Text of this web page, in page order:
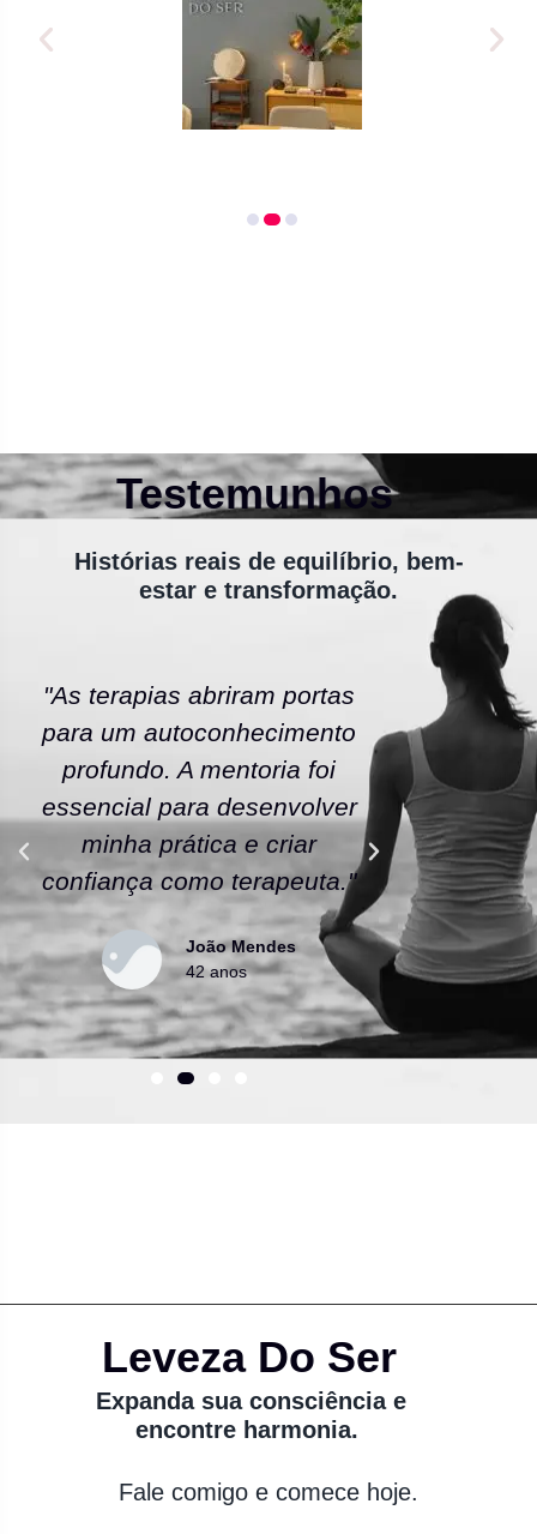
Testemunhos
Histórias reais de equilíbrio, bem-
estar e transformação.
"As terapias abriram portas
para um autoconhecimento
profundo. A mentoria foi
essencial para desenvolver
minha prática e criar
confiança como terapeuta."
João Mendes
42 anos
"A
escola
As
uma
Leveza Do Ser
Expanda sua consciência e
encontre harmonia.
Fale comigo e comece hoje.